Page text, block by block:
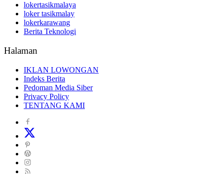
lokertasikmalaya
loker tasikmalay
lokerkarawang
Berita Teknologi
Halaman
IKLAN LOWONGAN
Indeks Berita
Pedoman Media Siber
Privacy Policy
TENTANG KAMI